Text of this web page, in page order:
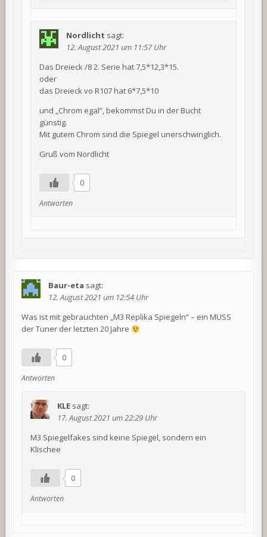
Nordlicht sagt:
12. August 2021 um 11:57 Uhr
Das Dreieck /8 2. Serie hat 7,5*12,3*15.
oder
das Dreieck vo R107 hat 6*7,5*10
und „Chrom egal“, bekommst Du in der Bucht
günstig.
Mit gutem Chrom sind die Spiegel unerschwinglich.
Gruß vom Nordlicht
0
Antworten
Baur-eta sagt:
12. August 2021 um 12:54 Uhr
Was ist mit gebrauchten „M3 Replika Spiegeln“ – ein MUSS
der Tuner der letzten 20 Jahre
0
Antworten
KLE sagt:
17. August 2021 um 22:29 Uhr
M3 Spiegelfakes sind keine Spiegel, sondern ein
Klischee
0
Antworten